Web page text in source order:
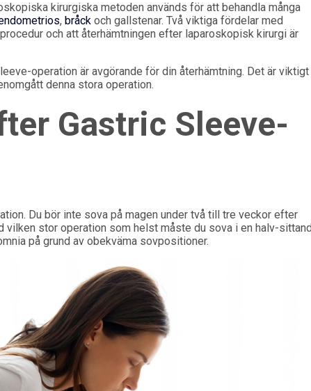
kirurgiska metoden används för att behandla många
,bråck och gallstenar. Två viktiga fördelar med
och att återhämtningen efter laparoskopisk kirurgi är
operation är avgörande för din återhämtning. Det är
denna stora operation.
Gastric Sleeve-
Du bör inte sova på magen under två till tre veckor efter
vilken stor operation som helst måste du sova i en halv-
på grund av obekväma sovpositioner.